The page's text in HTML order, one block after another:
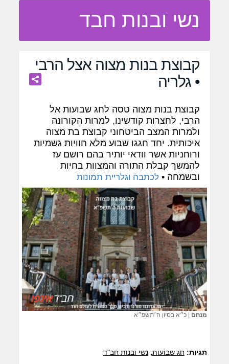
נשי ובנות חבד
קבוצת בנות מצוה אצל הרבי
• גלריה
קבוצת בנות מצוה טסה לחג שבועות אל
הרבי, לחצרות קודשינו, למרות הקורונה
ולמרות המצב הביטחוני קבוצת בת מצוה
איכותית. יחד חגגו שבוע מלא חוויות גשמיות
ורוחניות אשר וודאי יותיר בהם רושם עז
להמשך קבלת התורה והמצוות בחיות
ובשמחה •לכתבה וגלריית תמונות
מנחם |כ״א בסיון ה׳תשפ״א
תגיות:חג שבועות,נשי ובנות חב"ד